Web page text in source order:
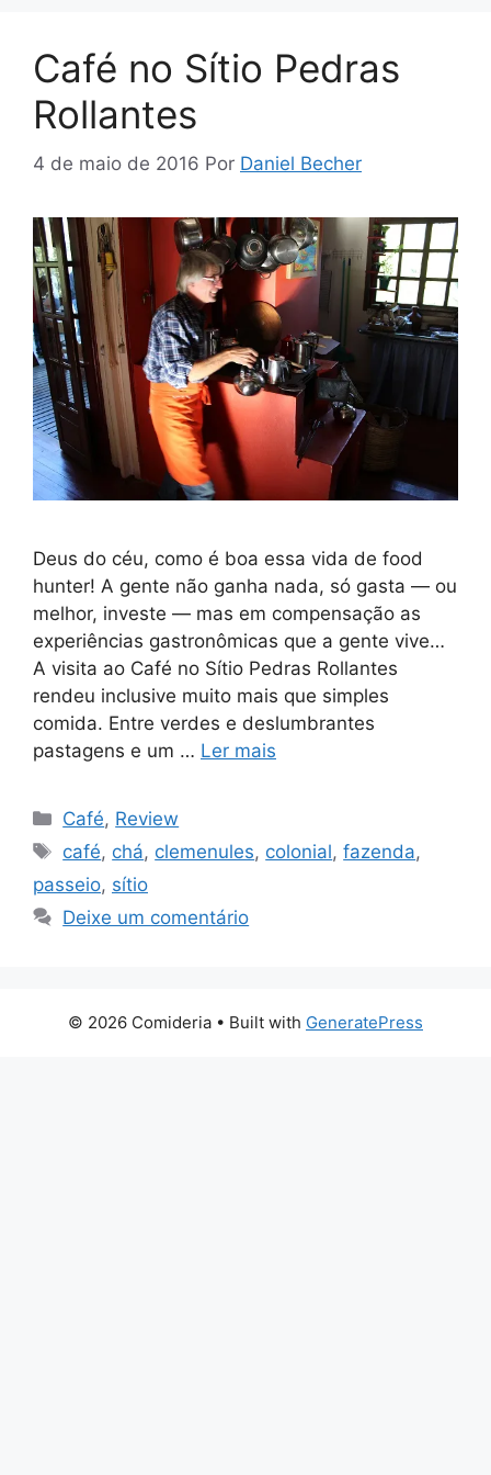
Café no Sítio Pedras
Rollantes
4 de maio de 2016 Por Daniel Becher
Deus do céu, como é boa essa vida de food
hunter! A gente não ganha nada, só gasta — ou
melhor, investe — mas em compensação as
experiências gastronômicas que a gente vive…
A visita ao Café no Sítio Pedras Rollantes
rendeu inclusive muito mais que simples
comida. Entre verdes e deslumbrantes
pastagens e um … Ler mais
Categorias
Café, Review
Tags
café, chá, clemenules, colonial,fazenda,
passeio, sítio
Deixe um comentário
© 2026 Comideria • Built with GeneratePress